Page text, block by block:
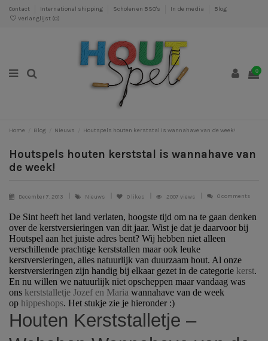
Contact International shipping Scholen en BSO's In de media
Blog
Verlanglijst (0)
0
Home Blog Nieuws Houtspels houten kerststal is wannahave van de week!
Houtspels houten kerststal is wannahave van
de week!
December 7, 2013 Nieuws 0 likes 2007 views 0 comments
De Sint heeft het land verlaten, hoogste tijd om na te gaan denken
over de kerstversieringen van dit jaar. Wist je dat je daarvoor bij
Houtspel aan het juiste adres bent? Wij hebben niet alleen
verschillende prachtige kerststallen maar ook leuke
kerstversieringen, alles natuurlijk van duurzaam hout. Al onze
kerstversieringen zijn handig bij elkaar gezet in de categorie kerst.
En nu willen we natuurlijk niet opscheppen maar vandaag was
ons kerststalletje Jozef en Maria wannahave van de week
op hippeshops. Het stukje zie je hieronder :)
Houten Kerststalletje –